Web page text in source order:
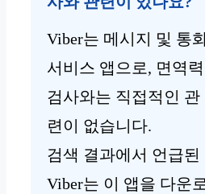
Viber는 메시지 및 통
서비스 앱으로, 면역력
검사와는 직접적인 관
련이 없습니다.
검색 결과에서 언급된
Viber는 이 앱을 다운로